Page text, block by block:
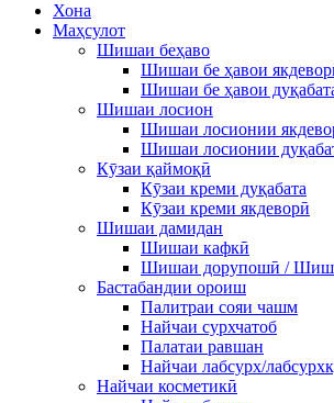
Хона
Маҳсулот
Шишаи беҳаво
Шишаи бе ҳавои
Шишаи бе ҳавои
Шишаи лосион
Шишаи лосионии
Шишаи лосионии
Кӯзаи қаймоқӣ
Кӯзаи креми дуқабата
Кӯзаи креми якдеворӣ
Шишаи дамидан
Шишаи кафкӣ
Шишаи дорупошӣ /
Бастабандии ороиш
Палитраи сояи чашм
Найчаи сурхчатоб
Палатаи равшан
Найчаи лабсурх/
Найчаи косметикӣ